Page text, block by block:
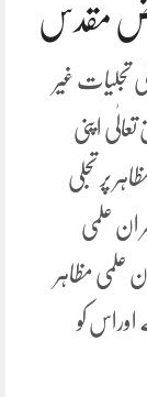
مقدس
تجلیات غیر
اپنی
پر تجلی
ان علمی
علمی مظاہر
اوراس کو